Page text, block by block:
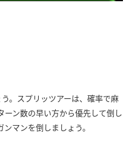
。スプリッツアーは、確率で麻
ン数の早い方から優先して倒し
マンを倒しましょう。